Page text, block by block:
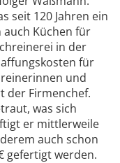
seit 120 Jahren ein
Küchen für
in der
für
und
der Firmenchef.
was sich
er mittlerweile
auch schon
gefertigt werden.